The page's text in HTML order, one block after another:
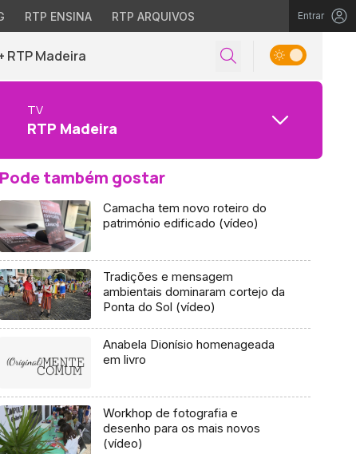
RTP ENSINA RTP ARQUIVOS Entrar
RTP Madeira
TV
RTP Madeira
Pode também gostar
Camacha tem novo roteiro do
património edificado (vídeo)
Tradições e mensagem
ambientais dominaram cortejo da
Ponta do Sol (vídeo)
Anabela Dionísio homenageada
em livro
Workhop de fotografia e
desenho para os mais novos
(vídeo)